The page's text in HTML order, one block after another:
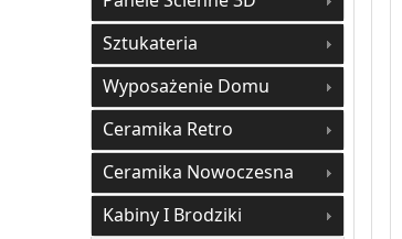
Sztukateria
Wyposażenie Domu
Ceramika Retro
Ceramika Nowoczesna
Kabiny I Brodziki